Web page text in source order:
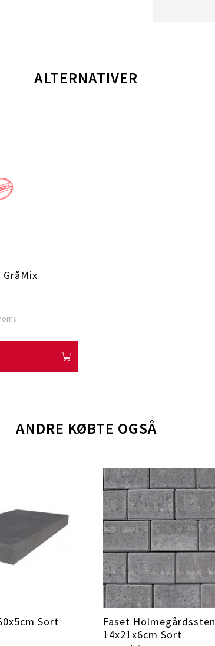
ALTERNATIVER
ANDRE KØBTE OGSÅ
Sort
Faset Holmegårdssten
14x21x6cm Sort